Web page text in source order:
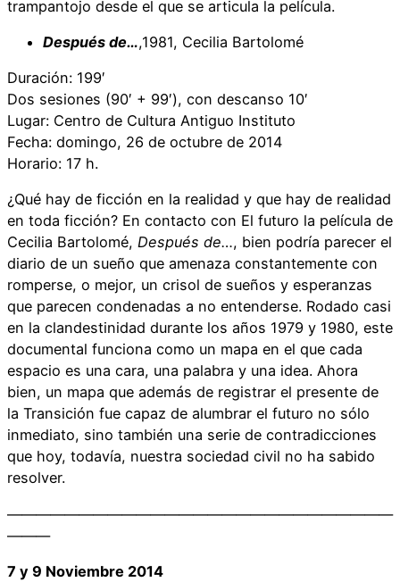
trampantojo desde el que se articula la película.
Después de…,1981, Cecilia Bartolomé
Duración: 199′
Dos sesiones (90′ + 99′), con descanso 10′
Lugar: Centro de Cultura Antiguo Instituto
Fecha: domingo, 26 de octubre de 2014
Horario: 17 h.
¿Qué hay de ficción en la realidad y que hay de realidad
en toda ficción? En contacto con El futuro la película de
Cecilia Bartolomé, Después de…, bien podría parecer el
diario de un sueño que amenaza constantemente con
romperse, o mejor, un crisol de sueños y esperanzas
que parecen condenadas a no entenderse. Rodado casi
en la clandestinidad durante los años 1979 y 1980, este
documental funciona como un mapa en el que cada
espacio es una cara, una palabra y una idea. Ahora
bien, un mapa que además de registrar el presente de
la Transición fue capaz de alumbrar el futuro no sólo
inmediato, sino también una serie de contradicciones
que hoy, todavía, nuestra sociedad civil no ha sabido
resolver.
———————————————————————————
———
7 y 9 Noviembre 2014